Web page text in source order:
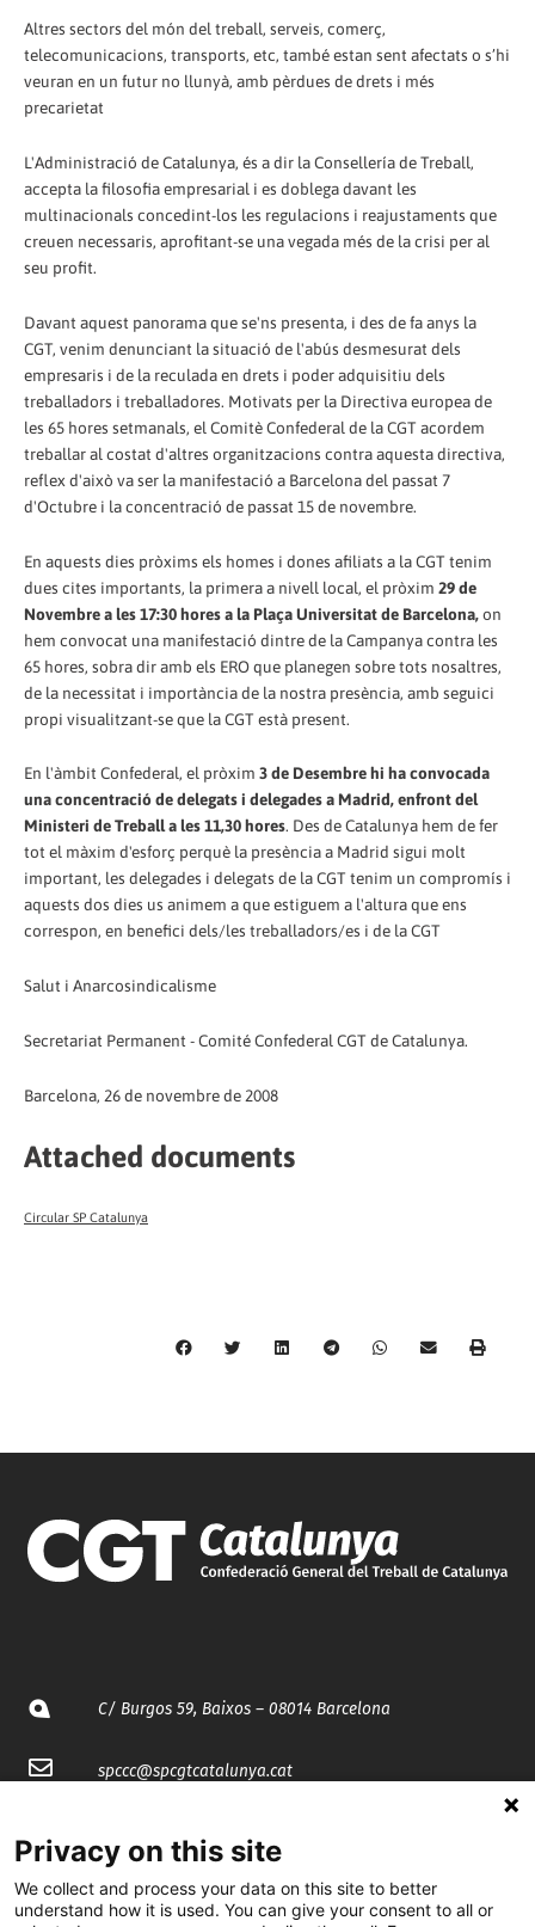
Altres sectors del món del treball, serveis, comerç,
telecomunicacions, transports, etc, també estan sent afectats o s’hi
veuran en un futur no llunyà, amb pèrdues de drets i més
precarietat
L'Administració de Catalunya, és a dir la Consellería de Treball,
accepta la filosofia empresarial i es doblega davant les
multinacionals concedint-los les regulacions i reajustaments que
creuen necessaris, aprofitant-se una vegada més de la crisi per al
seu profit.
Davant aquest panorama que se'ns presenta, i des de fa anys la
CGT, venim denunciant la situació de l'abús desmesurat dels
empresaris i de la reculada en drets i poder adquisitiu dels
treballadors i treballadores. Motivats per la Directiva europea de
les 65 hores setmanals, el Comitè Confederal de la CGT acordem
treballar al costat d'altres organitzacions contra aquesta directiva,
reflex d'això va ser la manifestació a Barcelona del passat 7
d'Octubre i la concentració de passat 15 de novembre.
En aquests dies pròxims els homes i dones afiliats a la CGT tenim
dues cites importants, la primera a nivell local, el pròxim 29 de
Novembre a les 17:30 hores a la Plaça Universitat de Barcelona,on
hem convocat una manifestació dintre de la Campanya contra les
65 hores, sobra dir amb els ERO que planegen sobre tots nosaltres,
de la necessitat i importància de la nostra presència, amb seguici
propi visualitzant-se que la CGT està present.
En l'àmbit Confederal, el pròxim 3 de Desembre hi ha convocada
una concentració de delegats i delegades a Madrid, enfront del
Ministeri de Treball a les 11,30 hores. Des de Catalunya hem de fer
tot el màxim d'esforç perquè la presència a Madrid sigui molt
important, les delegades i delegats de la CGT tenim un compromís i
aquests dos dies us animem a que estiguem a l'altura que ens
correspon, en benefici dels/les treballadors/es i de la CGT
Salut i Anarcosindicalisme
Secretariat Permanent - Comité Confederal CGT de Catalunya.
Barcelona, 26 de novembre de 2008
Attached documents
Circular SP Catalunya
C/ Burgos 59, Baixos – 08014 Barcelona
spccc@spcgtcatalunya.cat
@CGTCatalunya
Privacy on this site
We collect and process your data on this site to better
understand how it is used. You can give your consent to all or